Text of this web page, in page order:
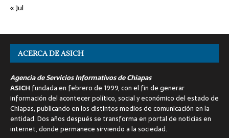
« Jul
ACERCA DE ASICH
Agencia de Servicios Informativos de Chiapas
ASICH fundada en febrero de 1999, con el fin de generar
información del acontecer político, social y económico del estado de
Chiapas, publicando en los distintos medios de comunicación en la
entidad. Dos años después se transforma en portal de noticias en
internet, donde permanece sirviendo a la sociedad.